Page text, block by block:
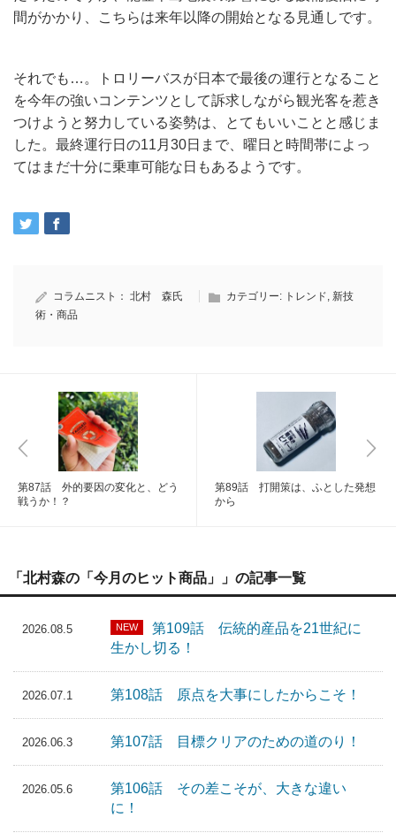
間がかかり、こちらは来年以降の開始となる見通しです。
それでも…。トロリーバスが日本で最後の運行となること
を今年の強いコンテンツとして訴求しながら観光客を惹き
つけようと努力している姿勢は、とてもいいことと感じま
した。最終運行日の11月30日まで、曜日と時間帯によっ
てはまだ十分に乗車可能な日もあるようです。
コラムニスト： 北村 森氏 カテゴリー: トレンド, 新技
術・商品
第87話 外的要因の変化と、どう
戦うか！？
第89話 打開策は、ふとした発想
から
「北村森の「今月のヒット商品」」の記事一覧
2026.08.5 NEW
第109話 伝統的産品を21世紀に
生かし切る！
2026.07.1 第108話 原点を大事にしたからこそ！
2026.06.3 第107話 目標クリアのための道のり！
2026.05.6
第106話 その差こそが、大きな違い
に！